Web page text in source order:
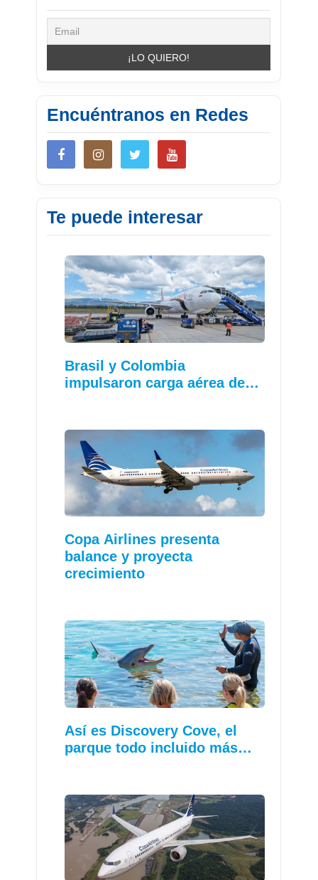
Encuéntranos en Redes
Te puede interesar
Brasil y Colombia
impulsaron carga aérea de…
Copa Airlines presenta
balance y proyecta
crecimiento
Así es Discovery Cove, el
parque todo incluido más…